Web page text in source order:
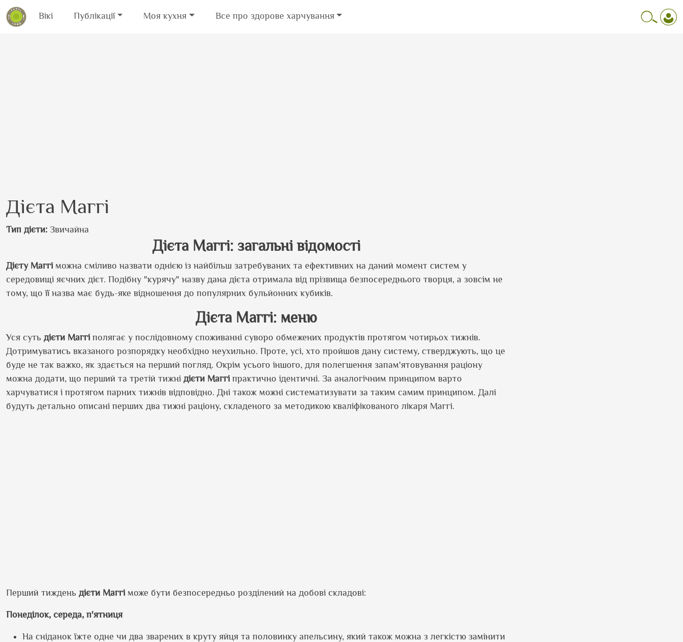
Вікі Публікації Моя кухня Все про здорове харчування
Дієта Маггі
Тип дієти Звичайна
Дієта Маггі: загальні відомості
Дієту Маггі можна сміливо назвати однією із найбільш затребуваних та ефективних на даний момент систем у
середовищі яєчних дієт. Подібну "курячу" назву дана дієта отримала від прізвища безпосереднього творця, а зовсім не
тому, що її назва має будь-яке відношення до популярних бульйонних кубиків.
Дієта Маггі: меню
Уся суть дієти Маггі полягає у послідовному споживанні суворо обмежених продуктів протягом чотирьох тижнів.
Дотримуватись вказаного розпорядку необхідно неухильно. Проте, усі, хто пройшов дану систему, стверджують, що це
буде не так важко, як здається на перший погляд. Окрім усього іншого, для полегшення запам'ятовування раціону
можна додати, що перший та третій тижні дієти Маггі практично ідентичні. За аналогічним принципом варто
харчуватися і протягом парних тижнів відповідно. Дні також можні систематизувати за таким самим принципом. Далі
будуть детально описані перших два тижні раціону, складеного за методикою кваліфікованого лікаря Маггі.
Перший тиждень дієти Маггі може бути безпосередньо розділений на добові складові:
Понеділок, середа, п'ятниця
На сніданок їжте одне чи два зварених в круту яйця та половинку апельсину, який також можна з легкістю замінити